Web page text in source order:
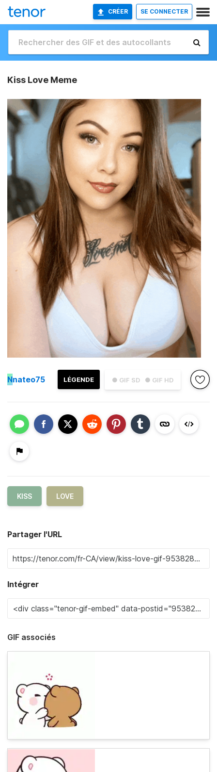
CRÉER SE CONNECTER
Kiss Love Meme
● GIF SD ● GIF HD
LÉGENDE
Nnateo75
KISS LOVE
Partager l'URL
Intégrer
GIF associés